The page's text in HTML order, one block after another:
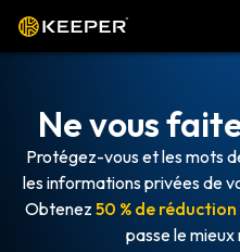
Ne vous
Protégez-vous et les mots
les informations privées de
Obtenez 50 % de réduction
passe le